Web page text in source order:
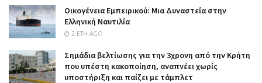
Οικογένεια Εμπειρικού: Μια Δυναστεία στην
Ελληνική Ναυτιλία
2 ΈΤΗ AGO
Σημάδια βελτίωσης για την 3χρονη από την Κρήτη
που υπέστη κακοποίηση, αναπνέει χωρίς
υποστήριξη και παίζει με τάμπλετ